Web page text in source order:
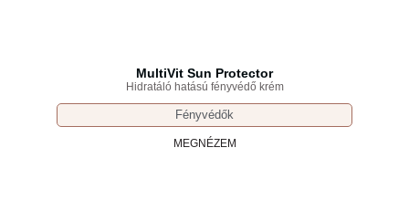
MultiVit Sun Protector
Hidratáló hatású fényvédő krém
Fényvédők
MEGNÉZEM